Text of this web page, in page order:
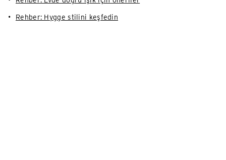
Rehber: Hygge stilini keşfedin